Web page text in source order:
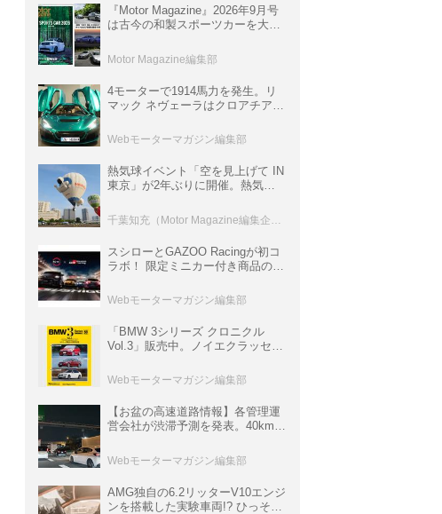
『Motor Magazine』2026年9月号
は古今の和製スポーツカーを大特
情報も満載
Motor Magazine編集部
4モーターで1914馬力を発生。リ
マック ネヴェーラはクロアチア発
ロニクル・完全版／115】
Webモーターマガジン編集部
熱気球イベント「空を見上げて IN
東京」が2年ぶりに開催。熱気球
室などのコンテンツも
スシローとGAZOO Racingが初コ
ラボ！ 限定ミニカー付き商品の
ト体験があたる抽選企画などを展
開
Webモーターマガジン編集部
「BMW 3シリーズ クロニクル
Vol.3」販売中。ノイエクラッセか
ムック
Webモーターマガジン編集部
【お盆の高速道路情報】各管理運
営会社が渋滞予測を発表。40km以
数ある
Webモーターマガジン編集部
AMG独自の6.2リッターV10エンジ
ンを搭載した実験車両!? ひっそり